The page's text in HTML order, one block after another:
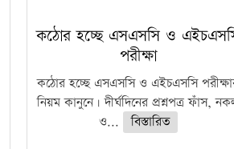
কঠোর হচ্ছে এসএসসি ও
পরীক্ষা
কঠোর হচ্ছে এসএসসি ও এইচএসসি
নিয়ম কানুনে। দীর্ঘদিনের প্রশ্নপত্র ফাঁস,
ও...
বিস্তারিত